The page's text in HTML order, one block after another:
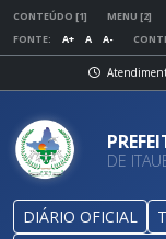
CONTEÚDO [1] MENU [2]
FONTE:
A+ A A-
DE
DIÁRIO OFICIAL